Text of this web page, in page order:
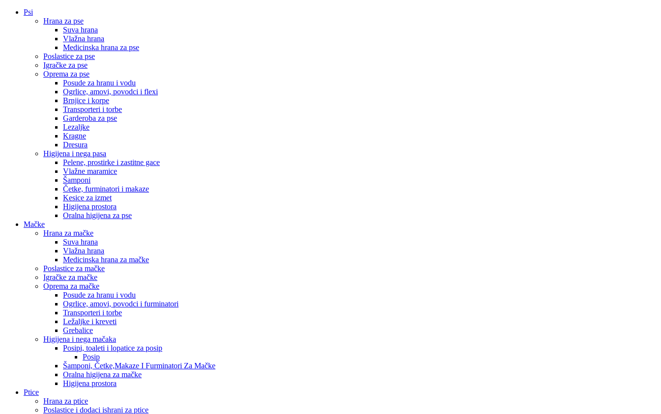
Psi
Hrana za pse
Suva hrana
Vlažna hrana
Medicinska hrana za pse
Poslastice za pse
Igračke za pse
Oprema za pse
Posude za hranu i vodu
Ogrlice, amovi, povodci i flexi
Brnjice i korpe
Transporteri i torbe
Garderoba za pse
Lezaljke
Kragne
Dresura
Higijena i nega pasa
Pelene, prostirke i zastitne gace
Vlažne maramice
Šamponi
Četke, furminatori i makaze
Kesice za izmet
Higijena prostora
Oralna higijena za pse
Mačke
Hrana za mačke
Suva hrana
Vlažna hrana
Medicinska hrana za mačke
Poslastice za mačke
Igračke za mačke
Oprema za mačke
Posude za hranu i vodu
Ogrlice, amovi, povodci i furminatori
Transporteri i torbe
Ležaljke i kreveti
Grebalice
Higijena i nega mačaka
Posipi, toaleti i lopatice za posip
Posip
Šamponi, Četke,Makaze I Furminatori Za Mačke
Oralna higijena za mačke
Higijena prostora
Ptice
Hrana za ptice
Poslastice i dodaci ishrani za ptice